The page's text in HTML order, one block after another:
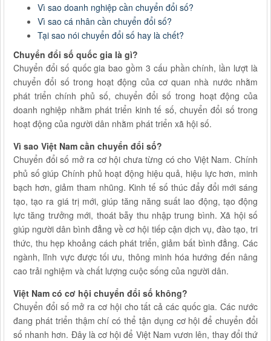
Vì sao doanh nghiệp cần chuyển đổi số?
Vì sao cá nhân cần chuyển đổi số?
Tại sao nói chuyển đổi số hay là chết?
Chuyển đổi số quốc gia là gì?
Chuyển đổi số quốc gia bao gồm 3 cấu phần chính, lần lượt là
chuyển đổi số trong hoạt động của cơ quan nhà nước nhằm
phát triển chính phủ số, chuyển đổi số trong hoạt động của
doanh nghiệp nhằm phát triển kinh tế số, chuyển đổi số trong
hoạt động của người dân nhằm phát triển xã hội số.
Vì sao Việt Nam cần chuyển đổi số?
Chuyển đổi số mở ra cơ hội chưa từng có cho Việt Nam. Chính
phủ số giúp Chính phủ hoạt động hiệu quả, hiệu lực hơn, minh
bạch hơn, giảm tham nhũng. Kinh tế số thúc đẩy đổi mới sáng
tạo, tạo ra giá trị mới, giúp tăng năng suất lao động, tạo động
lực tăng trưởng mới, thoát bẫy thu nhập trung bình. Xã hội số
giúp người dân bình đẳng về cơ hội tiếp cận dịch vụ, đào tạo, tri
thức, thu hẹp khoảng cách phát triển, giảm bất bình đẳng. Các
ngành, lĩnh vực được tối ưu, thông minh hóa hướng đến nâng
cao trải nghiệm và chất lượng cuộc sống của người dân.
Việt Nam có cơ hội chuyển đổi số không?
Chuyển đổi số mở ra cơ hội cho tất cả các quốc gia. Các nước
đang phát triển thậm chí có thể tận dụng cơ hội để chuyển đổi
số nhanh hơn. Đây là cơ hội để Việt Nam vươn lên, thay đổi thứ